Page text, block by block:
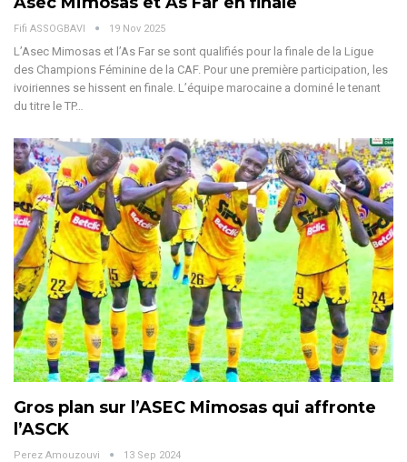
Fifi ASSOGBAVI 19 Nov 2025
L’Asec Mimosas et l’As Far se sont qualifiés pour la finale de la Ligue
des Champions Féminine de la CAF. Pour une première participation, les
ivoiriennes se hissent en finale. L’équipe marocaine a dominé le tenant
du titre le TP…
Gros plan sur l’ASEC Mimosas qui affronte
l’ASCK
Perez Amouzouvi 13 Sep 2024